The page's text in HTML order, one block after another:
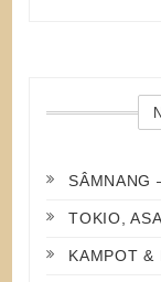
SÂMNANG
TOKIO,
KAMPOT &